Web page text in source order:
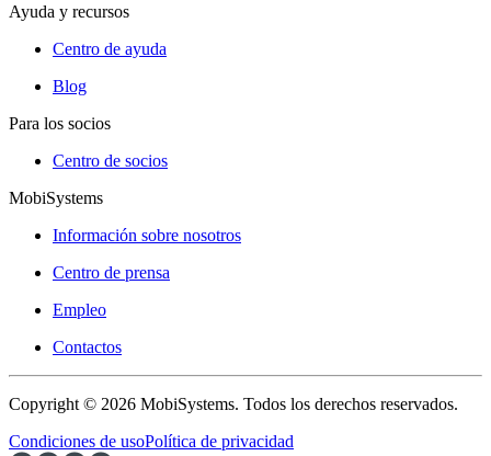
Ayuda y recursos
Centro de ayuda
Blog
Para los socios
Centro de socios
MobiSystems
Información sobre nosotros
Centro de prensa
Empleo
Contactos
Copyright © 2026 MobiSystems. Todos los derechos reservados.
Condiciones de usoPolítica de privacidad